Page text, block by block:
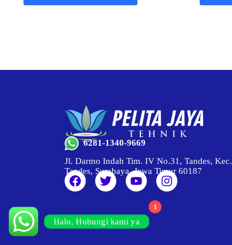
6281-1340-9669
Jl. Darmo Indah Tim. IV No.31, Tandes, Kec.
Tandes, Surabaya, Jawa Timur 60187
1
Halo, Hubungi kami ya